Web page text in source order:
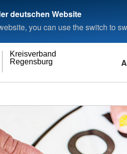
deutschen Website
you can use the switch to
Regensburg
Kreisverband